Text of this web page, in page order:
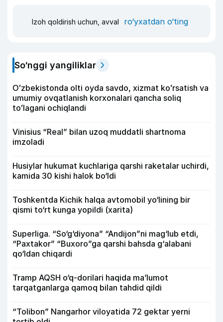
Izoh qoldirish uchun, avval ro‘yxatdan o‘ting
So‘nggi yangiliklar
Oʻzbekistonda olti oyda savdo, xizmat koʻrsatish va
umumiy ovqatlanish korxonalari qancha soliq
toʻlagani ochiqlandi
Vinisius “Real” bilan uzoq muddatli shartnoma
imzoladi
Husiylar hukumat kuchlariga qarshi raketalar uchirdi,
kamida 30 kishi halok bo‘ldi
Toshkentda Kichik halqa avtomobil yo‘lining bir
qismi to‘rt kunga yopildi (xarita)
Superliga. “So‘g‘diyona” “Andijon”ni mag‘lub etdi,
“Paxtakor” “Buxoro”ga qarshi bahsda g‘alabani
qo‘ldan chiqardi
Tramp AQSH o‘q-dorilari haqida ma’lumot
tarqatganlarga qamoq bilan tahdid qildi
“Tolibon” Nangarhor viloyatida 72 gektar yerni